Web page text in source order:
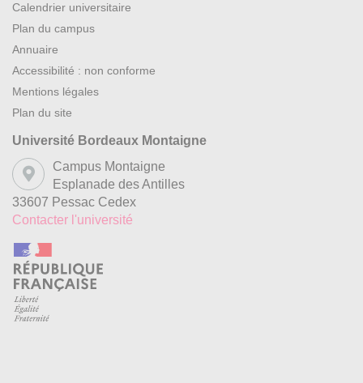
Calendrier universitaire
Plan du campus
Annuaire
Accessibilité : non conforme
Mentions légales
Plan du site
Université Bordeaux Montaigne
Campus Montaigne
Esplanade des Antilles
33607 Pessac Cedex
Contacter l'université